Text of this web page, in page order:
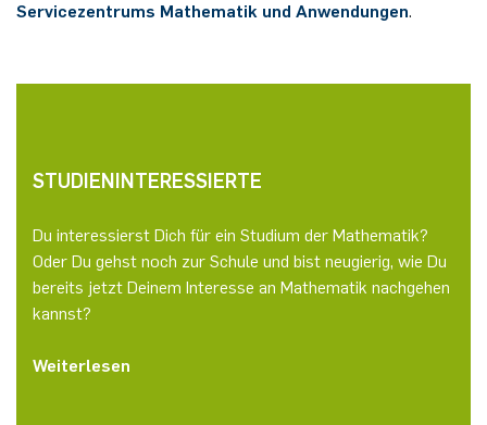
Servicezentrums Mathematik und Anwendungen.
STUDIENINTERESSIERTE
Du interessierst Dich für ein Studium der Mathematik?
Oder Du gehst noch zur Schule und bist neugierig, wie Du
bereits jetzt Deinem Interesse an Mathematik nachgehen
kannst?
Weiterlesen